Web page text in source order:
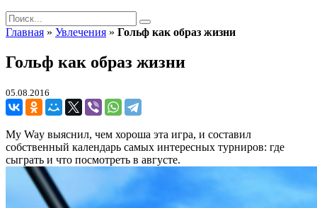
Главная » Увлечения » Гольф как образ жизни
Гольф как образ жизни
05.08.2016
My Way выяснил, чем хороша эта игра, и составил
собственный календарь самых интересных турниров: где
сыграть и что посмотреть в августе.